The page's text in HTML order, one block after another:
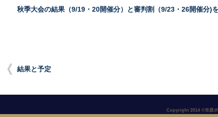
秋季大会の結果（9/19・20開催分）と審判割（9/23・26開催分)
結果と予定
Copyright 2014 ©市原